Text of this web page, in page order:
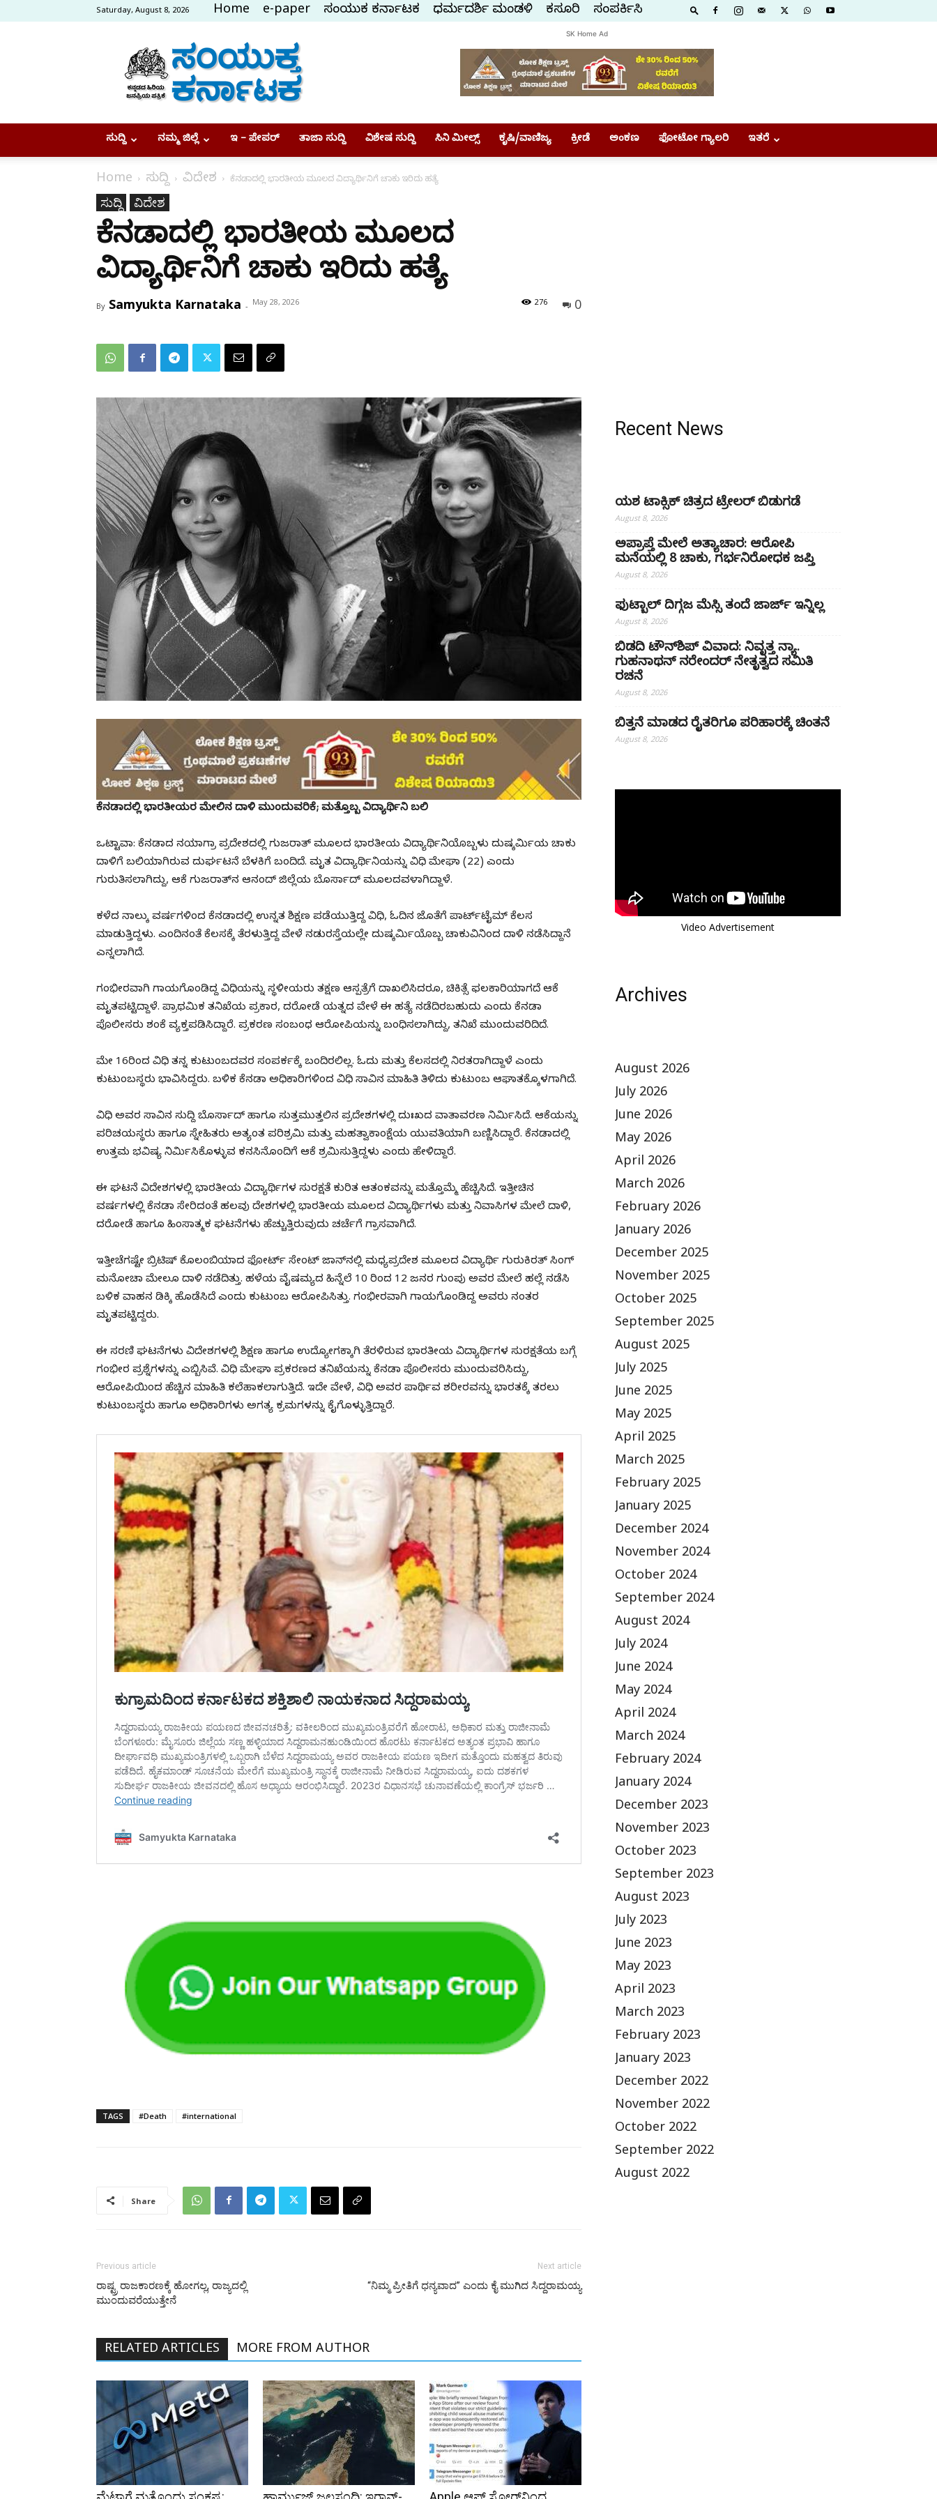
Saturday, August 8, 2026 Home e-paper ಸಂಯುಕ್ತ ಕರ್ನಾಟಕ ಧರ್ಮದರ್ಶಿ ಮಂಡಳಿ ಕಸ್ತೂರಿ ಸಂಪರ್ಕಿಸಿ
Samyukta
Karnataka
SK Home Ad
ಸುದ್ದಿ ನಮ್ಮ ಜಿಲ್ಲೆ ಇ – ಪೇಪರ್ ತಾಜಾ ಸುದ್ದಿ ವಿಶೇಷ ಸುದ್ದಿ ಸಿನಿ ಮೀಲ್ಸ್ ಕೃಷಿ/ವಾಣಿಜ್ಯ ಕ್ರೀಡೆ ಅಂಕಣ ಫೋಟೋ ಗ್ಯಾಲರಿ ಇತರೆ
Home ಸುದ್ದಿ ವಿದೇಶ ಕೆನಡಾದಲ್ಲಿ ಭಾರತೀಯ ಮೂಲದ ವಿದ್ಯಾರ್ಥಿನಿಗೆ ಚಾಕು ಇರಿದು ಹತ್ಯೆ
ಸುದ್ದಿ ವಿದೇಶ
ಕೆನಡಾದಲ್ಲಿ ಭಾರತೀಯ ಮೂಲದ
ವಿದ್ಯಾರ್ಥಿನಿಗೆ ಚಾಕು ಇರಿದು ಹತ್ಯೆ
By Samyukta Karnataka - May 28, 2026 0
276
ಕೆನಡಾದಲ್ಲಿ ಭಾರತೀಯರ ಮೇಲಿನ ದಾಳಿ ಮುಂದುವರಿಕೆ; ಮತ್ತೊಬ್ಬ ವಿದ್ಯಾರ್ಥಿನಿ ಬಲಿ
ಒಟ್ಟಾವಾ: ಕೆನಡಾದ ನಯಾಗ್ರಾ ಪ್ರದೇಶದಲ್ಲಿ ಗುಜರಾತ್ ಮೂಲದ ಭಾರತೀಯ ವಿದ್ಯಾರ್ಥಿನಿಯೊಬ್ಬಳು ದುಷ್ಕರ್ಮಿಯ ಚಾಕು
ದಾಳಿಗೆ ಬಲಿಯಾಗಿರುವ ದುರ್ಘಟನೆ ಬೆಳಕಿಗೆ ಬಂದಿದೆ. ಮೃತ ವಿದ್ಯಾರ್ಥಿನಿಯನ್ನು ವಿಧಿ ಮೇಘಾ (22) ಎಂದು
ಗುರುತಿಸಲಾಗಿದ್ದು, ಆಕೆ ಗುಜರಾತ್‌ನ ಆನಂದ್ ಜಿಲ್ಲೆಯ ಬೊರ್ಸಾದ್ ಮೂಲದವಳಾಗಿದ್ದಾಳೆ.
ಕಳೆದ ನಾಲ್ಕು ವರ್ಷಗಳಿಂದ ಕೆನಡಾದಲ್ಲಿ ಉನ್ನತ ಶಿಕ್ಷಣ ಪಡೆಯುತ್ತಿದ್ದ ವಿಧಿ, ಓದಿನ ಜೊತೆಗೆ ಪಾರ್ಟ್‌ಟೈಮ್ ಕೆಲಸ
ಮಾಡುತ್ತಿದ್ದಳು. ಎಂದಿನಂತೆ ಕೆಲಸಕ್ಕೆ ತೆರಳುತ್ತಿದ್ದ ವೇಳೆ ನಡುರಸ್ತೆಯಲ್ಲೇ ದುಷ್ಕರ್ಮಿಯೊಬ್ಬ ಚಾಕುವಿನಿಂದ ದಾಳಿ ನಡೆಸಿದ್ದಾನೆ
ಎನ್ನಲಾಗಿದೆ.
ಗಂಭೀರವಾಗಿ ಗಾಯಗೊಂಡಿದ್ದ ವಿಧಿಯನ್ನು ಸ್ಥಳೀಯರು ತಕ್ಷಣ ಆಸ್ಪತ್ರೆಗೆ ದಾಖಲಿಸಿದರೂ, ಚಿಕಿತ್ಸೆ ಫಲಕಾರಿಯಾಗದೆ ಆಕೆ
ಮೃತಪಟ್ಟಿದ್ದಾಳೆ. ಪ್ರಾಥಮಿಕ ತನಿಖೆಯ ಪ್ರಕಾರ, ದರೋಡೆ ಯತ್ನದ ವೇಳೆ ಈ ಹತ್ಯೆ ನಡೆದಿರಬಹುದು ಎಂದು ಕೆನಡಾ
ಪೊಲೀಸರು ಶಂಕೆ ವ್ಯಕ್ತಪಡಿಸಿದ್ದಾರೆ. ಪ್ರಕರಣ ಸಂಬಂಧ ಆರೋಪಿಯನ್ನು ಬಂಧಿಸಲಾಗಿದ್ದು, ತನಿಖೆ ಮುಂದುವರಿದಿದೆ.
ಮೇ 16ರಿಂದ ವಿಧಿ ತನ್ನ ಕುಟುಂಬದವರ ಸಂಪರ್ಕಕ್ಕೆ ಬಂದಿರಲಿಲ್ಲ. ಓದು ಮತ್ತು ಕೆಲಸದಲ್ಲಿ ನಿರತರಾಗಿದ್ದಾಳೆ ಎಂದು
ಕುಟುಂಬಸ್ಥರು ಭಾವಿಸಿದ್ದರು. ಬಳಿಕ ಕೆನಡಾ ಅಧಿಕಾರಿಗಳಿಂದ ವಿಧಿ ಸಾವಿನ ಮಾಹಿತಿ ತಿಳಿದು ಕುಟುಂಬ ಆಘಾತಕ್ಕೊಳಗಾಗಿದೆ.
ವಿಧಿ ಅವರ ಸಾವಿನ ಸುದ್ದಿ ಬೊರ್ಸಾದ್ ಹಾಗೂ ಸುತ್ತಮುತ್ತಲಿನ ಪ್ರದೇಶಗಳಲ್ಲಿ ದುಃಖದ ವಾತಾವರಣ ನಿರ್ಮಿಸಿದೆ. ಆಕೆಯನ್ನು
ಪರಿಚಯಸ್ಥರು ಹಾಗೂ ಸ್ನೇಹಿತರು ಅತ್ಯಂತ ಪರಿಶ್ರಮಿ ಮತ್ತು ಮಹತ್ವಾಕಾಂಕ್ಷೆಯ ಯುವತಿಯಾಗಿ ಬಣ್ಣಿಸಿದ್ದಾರೆ. ಕೆನಡಾದಲ್ಲಿ
ಉತ್ತಮ ಭವಿಷ್ಯ ನಿರ್ಮಿಸಿಕೊಳ್ಳುವ ಕನಸಿನೊಂದಿಗೆ ಆಕೆ ಶ್ರಮಿಸುತ್ತಿದ್ದಳು ಎಂದು ಹೇಳಿದ್ದಾರೆ.
ಈ ಘಟನೆ ವಿದೇಶಗಳಲ್ಲಿ ಭಾರತೀಯ ವಿದ್ಯಾರ್ಥಿಗಳ ಸುರಕ್ಷತೆ ಕುರಿತ ಆತಂಕವನ್ನು ಮತ್ತೊಮ್ಮೆ ಹೆಚ್ಚಿಸಿದೆ. ಇತ್ತೀಚಿನ
ವರ್ಷಗಳಲ್ಲಿ ಕೆನಡಾ ಸೇರಿದಂತೆ ಹಲವು ದೇಶಗಳಲ್ಲಿ ಭಾರತೀಯ ಮೂಲದ ವಿದ್ಯಾರ್ಥಿಗಳು ಮತ್ತು ನಿವಾಸಿಗಳ ಮೇಲೆ ದಾಳಿ,
ದರೋಡೆ ಹಾಗೂ ಹಿಂಸಾತ್ಮಕ ಘಟನೆಗಳು ಹೆಚ್ಚುತ್ತಿರುವುದು ಚರ್ಚೆಗೆ ಗ್ರಾಸವಾಗಿದೆ.
ಇತ್ತೀಚೆಗಷ್ಟೇ ಬ್ರಿಟಿಷ್ ಕೊಲಂಬಿಯಾದ ಫೋರ್ಟ್ ಸೇಂಟ್ ಜಾನ್‌ನಲ್ಲಿ ಮಧ್ಯಪ್ರದೇಶ ಮೂಲದ ವಿದ್ಯಾರ್ಥಿ ಗುರುಕಿರತ್ ಸಿಂಗ್
ಮನೋಚಾ ಮೇಲೂ ದಾಳಿ ನಡೆದಿತ್ತು. ಹಳೆಯ ವೈಷಮ್ಯದ ಹಿನ್ನೆಲೆ 10 ರಿಂದ 12 ಜನರ ಗುಂಪು ಅವರ ಮೇಲೆ ಹಲ್ಲೆ ನಡೆಸಿ
ಬಳಿಕ ವಾಹನ ಡಿಕ್ಕಿ ಹೊಡೆಸಿದೆ ಎಂದು ಕುಟುಂಬ ಆರೋಪಿಸಿತ್ತು. ಗಂಭೀರವಾಗಿ ಗಾಯಗೊಂಡಿದ್ದ ಅವರು ನಂತರ
ಮೃತಪಟ್ಟಿದ್ದರು.
ಈ ಸರಣಿ ಘಟನೆಗಳು ವಿದೇಶಗಳಲ್ಲಿ ಶಿಕ್ಷಣ ಹಾಗೂ ಉದ್ಯೋಗಕ್ಕಾಗಿ ತೆರಳಿರುವ ಭಾರತೀಯ ವಿದ್ಯಾರ್ಥಿಗಳ ಸುರಕ್ಷತೆಯ ಬಗ್ಗೆ
ಗಂಭೀರ ಪ್ರಶ್ನೆಗಳನ್ನು ಎಬ್ಬಿಸಿವೆ. ವಿಧಿ ಮೇಘಾ ಪ್ರಕರಣದ ತನಿಖೆಯನ್ನು ಕೆನಡಾ ಪೊಲೀಸರು ಮುಂದುವರಿಸಿದ್ದು,
ಆರೋಪಿಯಿಂದ ಹೆಚ್ಚಿನ ಮಾಹಿತಿ ಕಲೆಹಾಕಲಾಗುತ್ತಿದೆ. ಇದೇ ವೇಳೆ, ವಿಧಿ ಅವರ ಪಾರ್ಥಿವ ಶರೀರವನ್ನು ಭಾರತಕ್ಕೆ ತರಲು
ಕುಟುಂಬಸ್ಥರು ಹಾಗೂ ಅಧಿಕಾರಿಗಳು ಅಗತ್ಯ ಕ್ರಮಗಳನ್ನು ಕೈಗೊಳ್ಳುತ್ತಿದ್ದಾರೆ.
TAGS #Death #international
Share
Previous article
ರಾಷ್ಟ್ರ ರಾಜಕಾರಣಕ್ಕೆ ಹೋಗಲ್ಲ, ರಾಜ್ಯದಲ್ಲಿ
ಮುಂದುವರೆಯುತ್ತೇನೆ
Next article
“ನಿಮ್ಮ ಪ್ರೀತಿಗೆ ಧನ್ಯವಾದ” ಎಂದು ಕೈ ಮುಗಿದ ಸಿದ್ದರಾಮಯ್ಯ
RELATED ARTICLES MORE FROM AUTHOR
Recent News
ಯಶ ಟಾಕ್ಸಿಕ್ ಚಿತ್ರದ ಟ್ರೇಲರ್ ಬಿಡುಗಡೆ
August 8, 2026
ಅಪ್ರಾಪ್ತೆ ಮೇಲೆ ಅತ್ಯಾಚಾರ: ಆರೋಪಿ
ಮನೆಯಲ್ಲಿ 8 ಚಾಕು, ಗರ್ಭನಿರೋಧಕ ಜಪ್ತಿ
August 8, 2026
ಫುಟ್ಬಾಲ್ ದಿಗ್ಗಜ ಮೆಸ್ಸಿ ತಂದೆ ಜಾರ್ಜ್ ಇನ್ನಿಲ್ಲ
August 8, 2026
ಬಿಡದಿ ಟೌನ್‌ಶಿಪ್ ವಿವಾದ: ನಿವೃತ್ತ ನ್ಯಾ.
ಗುಹನಾಥನ್ ನರೇಂದರ್ ನೇತೃತ್ವದ ಸಮಿತಿ
ರಚನೆ
August 8, 2026
ಬಿತ್ತನೆ ಮಾಡದ ರೈತರಿಗೂ ಪರಿಹಾರಕ್ಕೆ ಚಿಂತನೆ
August 8, 2026
Video Advertisement
Archives
August 2026
July 2026
June 2026
May 2026
April 2026
March 2026
February 2026
January 2026
December 2025
November 2025
October 2025
September 2025
August 2025
July 2025
June 2025
May 2025
April 2025
March 2025
February 2025
January 2025
December 2024
November 2024
October 2024
September 2024
August 2024
July 2024
June 2024
May 2024
April 2024
March 2024
February 2024
January 2024
December 2023
November 2023
October 2023
September 2023
August 2023
July 2023
June 2023
May 2023
April 2023
March 2023
February 2023
January 2023
December 2022
November 2022
October 2022
September 2022
August 2022